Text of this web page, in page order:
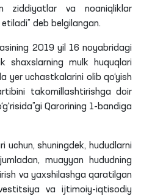
ziddiyatlar va noaniqliklar
deb belgilangan.
2019 yil 16 noyabridagi
shaxslarning mulk huquqlari
yer uchastkalarini olib qo‘yish
takomillashtirishga doir
Qarorining 1-bandiga
shuningdek, hududlarni
muayyan hududning
va yaxshilashga qaratilgan
va ijtimoiy-iqtisodiy